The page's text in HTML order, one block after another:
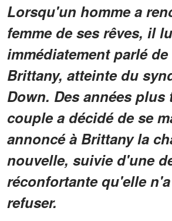
Lorsqu'un homme a
femme de ses rêves, il
immédiatement parlé
Brittany, atteinte du
Down. Des années plus
couple a décidé de se
annoncé à Brittany la
nouvelle, suivie d'une
réconfortante qu'elle
refuser.